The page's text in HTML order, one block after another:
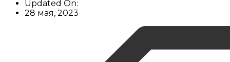
Updated On:
28 мая, 2023